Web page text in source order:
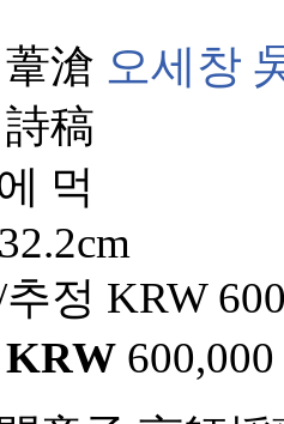
滄 오세창
稿
먹
추정 KRW
KRW 600,000